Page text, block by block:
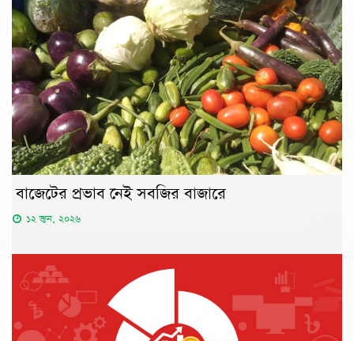
বাজেটের প্রভাব নেই সবজির বাজারে
১২ জুন, ২০২৬